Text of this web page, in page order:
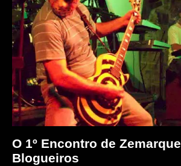
O 1º Encontro de
Blogueiros